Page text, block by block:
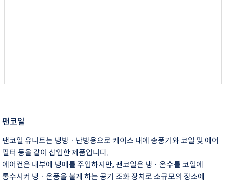
팬코일
팬코일 유니트는 냉방 · 난방용으로 케이스 내에 송풍기와 코일 및 에어
필터 등을 같이 삽입한 제품입니다.
에어컨은 내부에 냉매를 주입하지만, 팬코일은 냉 · 온수를 코일에
통수시켜 냉 · 온풍을 불게 하는 공기 조화 장치로 소규모의 장소에